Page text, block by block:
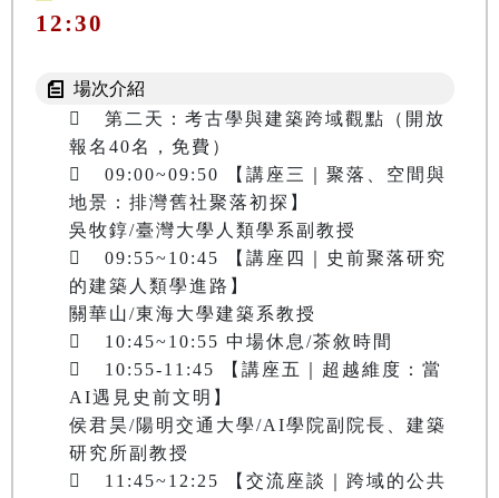
12:30
場次介紹
	第二天：考古學與建築跨域觀點（開放
報名40名，免費）
	09:00~09:50 【講座三｜聚落、空間與
地景：排灣舊社聚落初探】
吳牧錞/臺灣大學人類學系副教授
	09:55~10:45 【講座四｜史前聚落研究
的建築人類學進路】
關華山/東海大學建築系教授
	10:45~10:55 中場休息/茶敘時間
	10:55-11:45 【講座五｜超越維度：當
AI遇見史前文明】
侯君昊/陽明交通大學/AI學院副院長、建築
研究所副教授
	11:45~12:25 【交流座談｜跨域的公共